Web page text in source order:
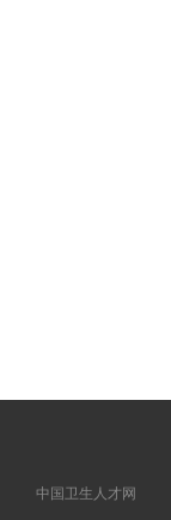
中国卫生人才网